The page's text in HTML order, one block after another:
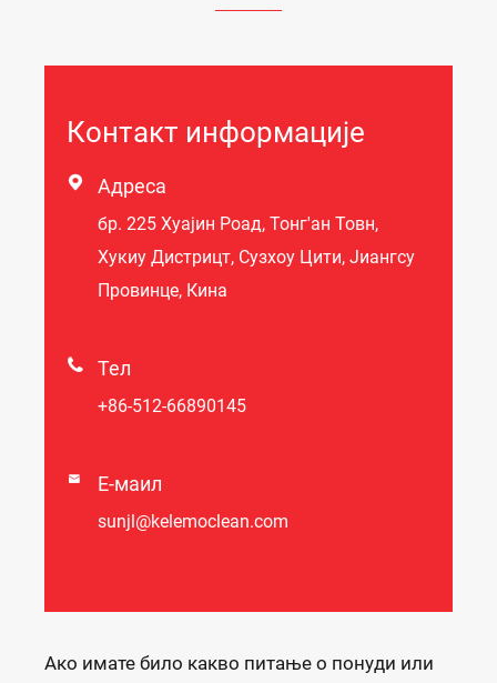
Контакт информације
 Адреса
бр. 225 Хуајин Роад, Тонг'ан Товн,
Хукиу Дистрицт, Сузхоу Цити, Јиангсу
Провинце, Кина
 Тел
+86-512-66890145
 Е-маил
sunjl@kelemoclean.com
Ако имате било какво питање о понуди или